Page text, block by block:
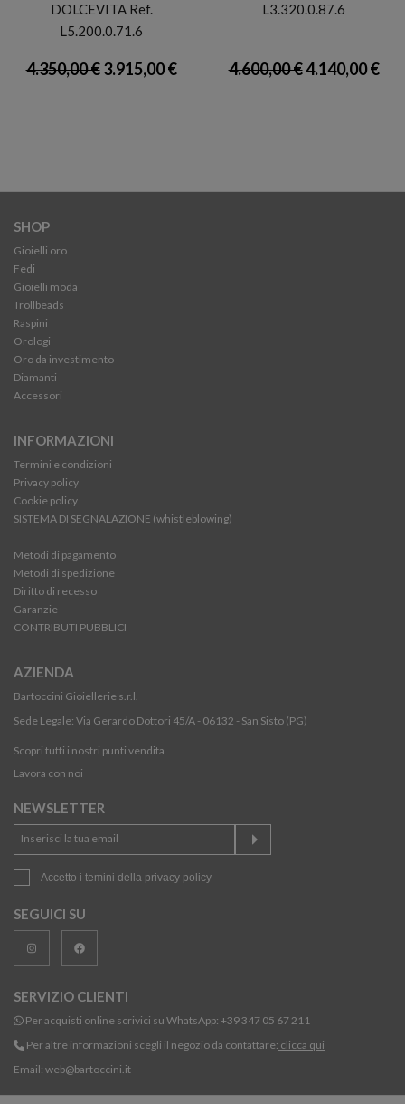
DOLCEVITA Ref.
L5.200.0.71.6
4.350,00 €3.915,00 €
L3.320.0.87.6
4.600,00 €4.140,00 €
SHOP
Gioielli oro
Fedi
Gioielli moda
Trollbeads
Raspini
Orologi
Oro da investimento
Diamanti
Accessori
INFORMAZIONI
Termini e condizioni
Privacy policy
Cookie policy
SISTEMA DI SEGNALAZIONE (whistleblowing)
Metodi di pagamento
Metodi di spedizione
Diritto di recesso
Garanzie
CONTRIBUTI PUBBLICI
AZIENDA
Bartoccini Gioiellerie s.r.l.
Sede Legale: Via Gerardo Dottori 45/A - 06132 - San Sisto (PG)
Scopri tutti i nostri punti vendita
Lavora con noi
NEWSLETTER
Accetto i temini della privacy policy
SEGUICI SU
SERVIZIO CLIENTI
Per acquisti online scrivici su WhatsApp: +39 347 05 67 211
Per altre informazioni scegli il negozio da contattare: clicca qui
Email: web@bartoccini.it